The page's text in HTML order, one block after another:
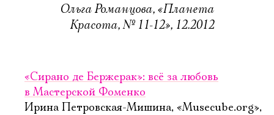
Ольга Романцова, «Планета
Красота, № 11-12», 12.2012
«Сирано де Бержерак»: всё за любовь
в Мастерской Фоменко
Ирина Петровская-Мишина, «Musecube.org»,